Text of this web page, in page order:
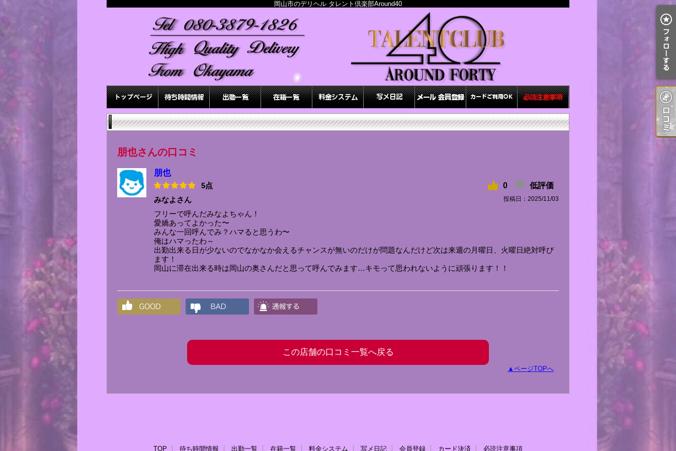
岡山市のデリヘル タレント倶楽部Around40
朋也さんの口コミ
朋也
5点 0
低評価
みなよさん
投稿日：2025/11/03
フリーで呼んだみなよちゃん！
愛嬌あってよかった〜
みんな一回呼んでみ？ハマると思うわ〜
俺はハマったわ～
出勤出来る日が少ないのでなかなか会えるチャンスが無いのだけが問題なんだけど次は来週の月曜日、火曜日絶対呼び
ます！
岡山に滞在出来る時は岡山の奥さんだと思って呼んでみます…キモって思われないように頑張ります！！
この店舗の口コミ一覧へ戻る
ページTOPへ
TOP 待ち時間情報 出勤一覧 在籍一覧 料金システム 写メ日記 会員登録 カード決済 必読注意事項